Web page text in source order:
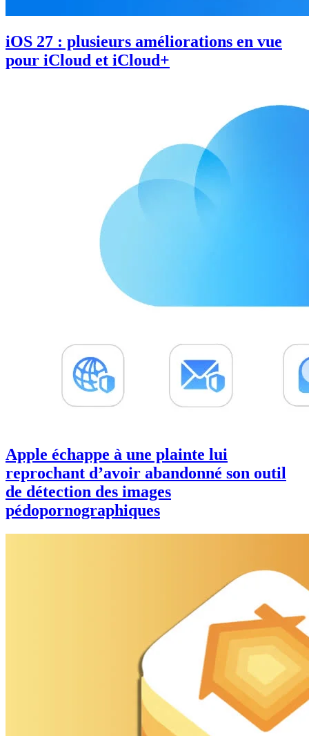
iOS 27 : plusieurs améliorations en vue
pour iCloud et iCloud+
Apple échappe à une plainte lui
reprochant d’avoir abandonné son outil
de détection des images
pédopornographiques